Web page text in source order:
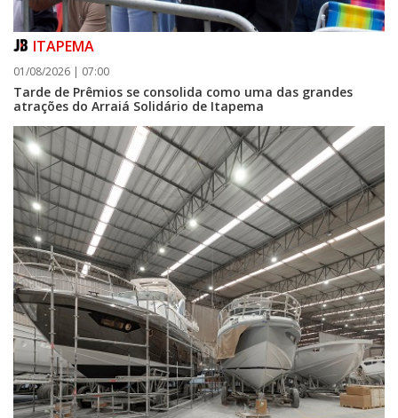
06/08/2026 | 07:00
Porto Belo abre inscrições para entidades da sociedade civil participarem
da composição do Conselho Municipal da Habitação
ITAPEMA
01/08/2026 | 07:00
Tarde de Prêmios se consolida como uma das grandes
atrações do Arraiá Solidário de Itapema